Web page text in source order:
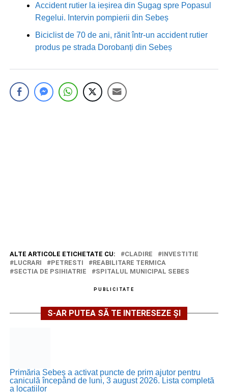
Accident rutier la ieșirea din Șugag spre Popasul
Regelui. Intervin pompierii din Sebeș
Biciclist de 70 de ani, rănit într-un accident rutier
produs pe strada Dorobanți din Sebeș
ALTE ARTICOLE ETICHETATE CU: CLADIRE
INVESTITIE
LUCRARI
PETRESTI
REABILITARE TERMICA
SECTIA DE PSIHIATRIE
SPITALUL MUNICIPAL SEBES
PUBLICITATE
S-AR PUTEA SĂ TE INTERESEZE ȘI
Primăria Sebeș a activat puncte de prim ajutor pentru
caniculă începând de luni, 3 august 2026. Lista completă
a locațiilor